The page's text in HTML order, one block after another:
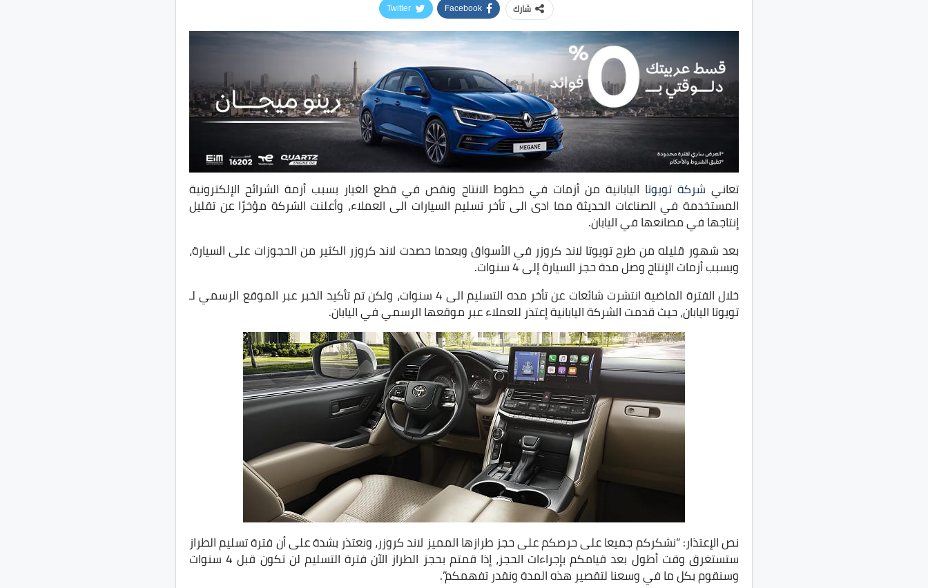
شارك Facebook
Twitter
تعاني شركة تويوتا اليابانية من أزمات في خطوط الانتاج ونقص في قطع الغيار بسبب أزمة الشرائح الإلكترونية
المستخدمة في الصناعات الحديثة مما ادى الى تأخر تسليم السيارات الى العملاء، وأعلنت الشركة مؤخرًا عن تقليل
إنتاجها في مصانعها في اليابان.
بعد شهور قليله من طرح تويوتا لاند كروزر في الأسواق وبعدما حصدت لاند كروزر الكثير من الحجوزات على السيارة،
وبسبب أزمات الإنتاج وصل مدة حجز السيارة إلى 4 سنوات.
خلال الفترة الماضية انتشرت شائعات عن تأخر مده التسليم الى 4 سنوات، ولكن تم تأكيد الخبر عبر الموقع الرسمي لـ
تويوتا اليابان، حيث قدمت الشركة اليابانية إعتذر للعملاء عبر موقعها الرسمي في اليابان.
نص الإعتذار: “نشكركم جميعا على حرصكم على حجز طرازها المميز لاند كروزر، ونعتذر بشدة على أن فترة تسليم الطراز
ستستغرق وقت أطول بعد قيامكم بإجراءات الحجز، إذا قمتم بحجز الطراز الآن فترة التسليم لن تكون قبل 4 سنوات
وسنقوم بكل ما في وسعنا لتقصير هذه المدة ونقدر تفهمكم”.